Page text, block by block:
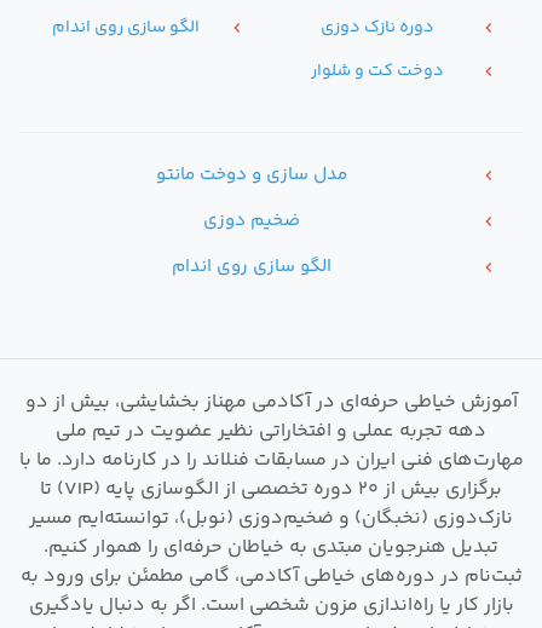
chevron_left دوره نازک دوزی
chevron_left دوخت کت و شلوار
chevron_left الگو سازی روی اندام
chevron_left مدل سازی و دوخت مانتو
chevron_left ضخیم دوزی
chevron_left الگو سازی روی اندام
آموزش خیاطی حرفه‌ای در آکادمی مهناز بخشایشی، بیش از دو
دهه تجربه عملی و افتخاراتی نظیر عضویت در تیم ملی
مهارت‌های فنی ایران در مسابقات فنلاند را در کارنامه دارد. ما با
برگزاری بیش از ۲۰ دوره تخصصی از الگوسازی پایه (VIP) تا
نازک‌دوزی (نخبگان) و ضخیم‌دوزی (نوبل)، توانسته‌ایم مسیر
تبدیل هنرجویان مبتدی به خیاطان حرفه‌ای را هموار کنیم.
ثبت‌نام در دوره‌های خیاطی آکادمی، گامی مطمئن برای ورود به
بازار کار یا راه‌اندازی مزون شخصی است. اگر به دنبال یادگیری